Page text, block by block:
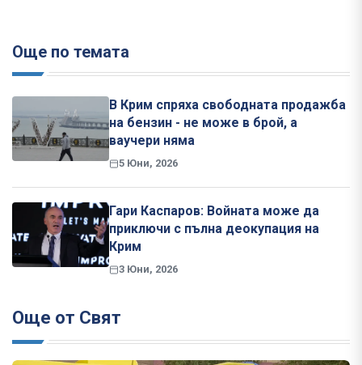
Още по темата
В Крим спряха свободната продажба
на бензин - не може в брой, а
ваучери няма
5 Юни, 2026
Гари Каспаров: Войната може да
приключи с пълна деокупация на
Крим
3 Юни, 2026
Още от Свят